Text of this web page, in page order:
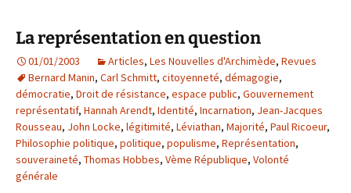
La représentation en question
01/01/2003 Articles, Les Nouvelles d'Archimède, Revues
Bernard Manin, Carl Schmitt, citoyenneté, démagogie,
démocratie, Droit de résistance, espace public, Gouvernement
représentatif, Hannah Arendt, Identité, Incarnation, Jean-Jacques
Rousseau, John Locke, légitimité, Léviathan, Majorité, Paul Ricoeur,
Philosophie politique, politique, populisme, Représentation,
souveraineté, Thomas Hobbes, Vème République, Volonté
générale